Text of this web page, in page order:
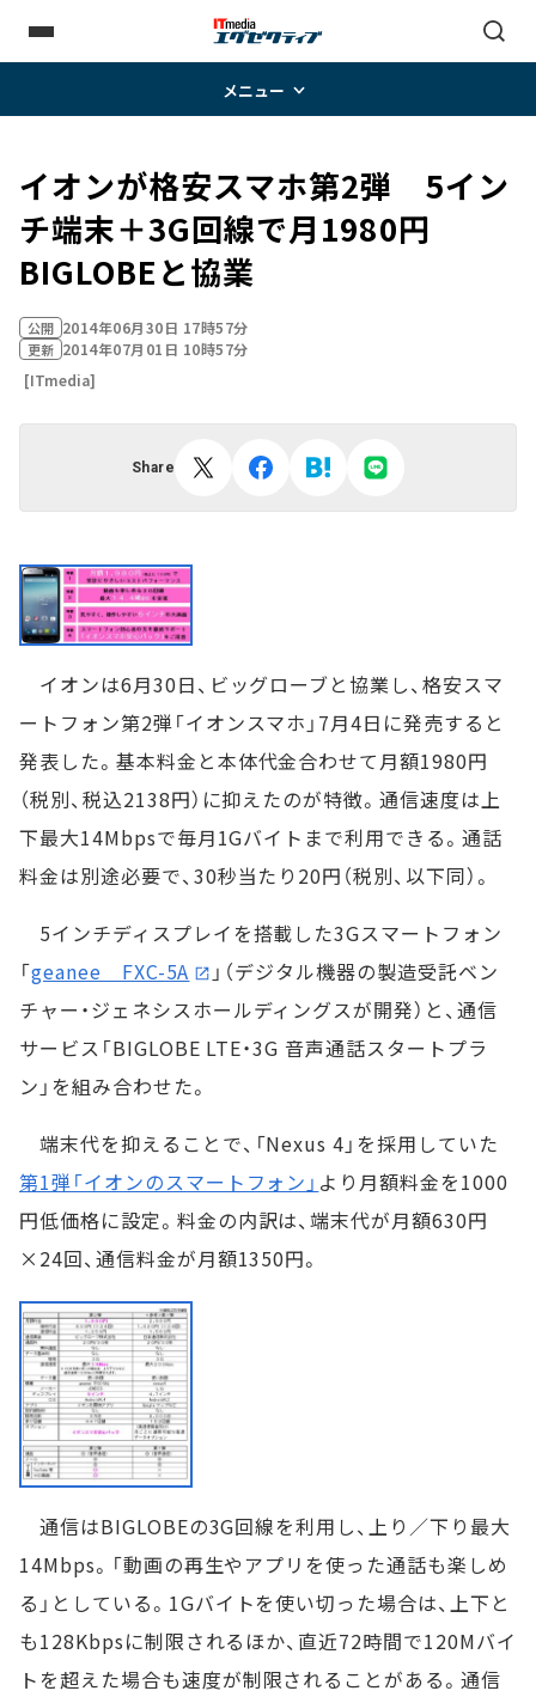
メニュー
イオンが格安スマホ第2弾 5イン
チ端末＋3G回線で月1980円
BIGLOBEと協業
公開 2014年06月30日 17時57分
更新 2014年07月01日 10時57分
[ITmedia]
Share
イオンは6月30日、ビッグローブと協業し、格安スマ
ートフォン第2弾「イオンスマホ」7月4日に発売すると
発表した。基本料金と本体代金合わせて月額1980円
（税別、税込2138円）に抑えたのが特徴。通信速度は上
下最大14Mbpsで毎月1Gバイトまで利用できる。通話
料金は別途必要で、30秒当たり20円（税別、以下同）。
5インチディスプレイを搭載した3Gスマートフォン
「geanee FXC-5A
」（デジタル機器の製造受託ベン
チャー・ジェネシスホールディングスが開発）と、通信
サービス「BIGLOBE LTE・3G 音声通話スタートプラ
ン」を組み合わせた。
端末代を抑えることで、「Nexus 4」を採用していた
第1弾「イオンのスマートフォン」 より月額料金を1000
円低価格に設定。料金の内訳は、端末代が月額630円
×24回、通信料金が月額1350円。
通信はBIGLOBEの3G回線を利用し、上り／下り最大
14Mbps。「動画の再生やアプリを使った通話も楽しめ
る」としている。1Gバイトを使い切った場合は、上下と
も128Kbpsに制限されるほか、直近72時間で120Mバイ
トを超えた場合も速度が制限されることがある。通信